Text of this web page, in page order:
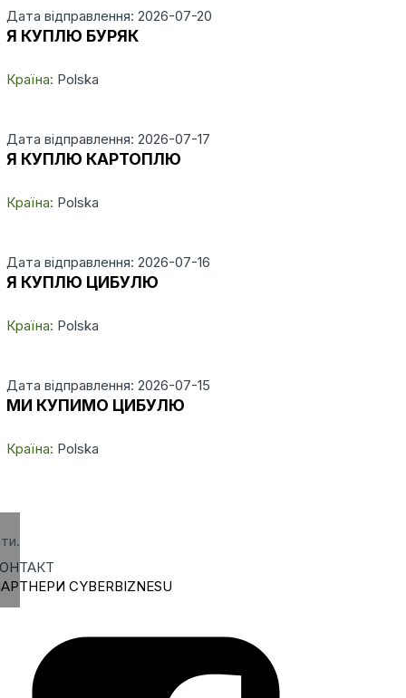
Дата відправлення: 2026-07-20
Я КУПЛЮ БУРЯК
Країна: Polska
Дата відправлення: 2026-07-17
Я КУПЛЮ КАРТОПЛЮ
Країна: Polska
Дата відправлення: 2026-07-16
Я КУПЛЮ ЦИБУЛЮ
Країна: Polska
Дата відправлення: 2026-07-15
МИ КУПИМО ЦИБУЛЮ
Країна: Polska
CYBERBIZNESU